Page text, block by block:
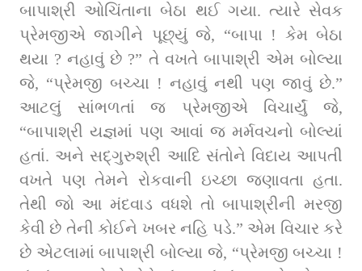
બાપાશ્રી ઓચિંતાના બેઠા થઈ ગયા. ત્યારે સેવક
પ્રેમજીએ જાગીને પૂછ્યું જે, “બાપા ! કેમ બેઠા
થયા ? નહાવું છે ?” તે વખતે બાપાશ્રી એમ બોલ્યા
જે, “પ્રેમજી બચ્ચા ! નહાવું નથી પણ જાવું છે.”
આટલું સાંભળતાં જ પ્રેમજીએ વિચાર્યું જે,
“બાપાશ્રી યજ્ઞમાં પણ આવાં જ મર્મવચનો બોલ્યાં
હતાં. અને સદ્‌ગુરુશ્રી આદિ સંતોને વિદાય આપતી
વખતે પણ તેમને રોકવાની ઇચ્છા જણાવતા હતા.
તેથી જો આ મંદવાડ વધશે તો બાપાશ્રીની મરજી
કેવી છે તેની કોઈને ખબર નહિ પડે.” એમ વિચાર કરે
છે એટલામાં બાપાશ્રી બોલ્યા જે, “પ્રેમજી બચ્ચા !